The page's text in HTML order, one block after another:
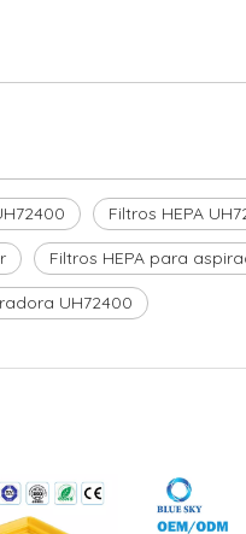
Filtros HEPA
Filtros HEPA para
UH72400